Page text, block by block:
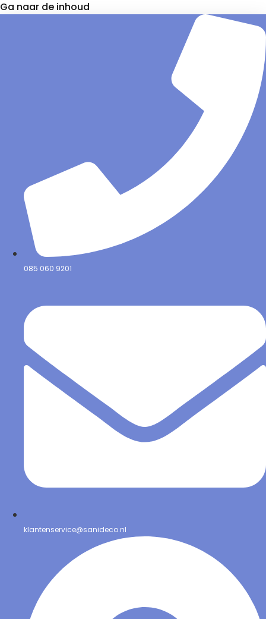
Ga naar de inhoud
085 060 9201
klantenservice@sanideco.nl